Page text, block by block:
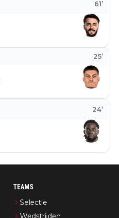
24’
25’
61’
TEAMS
Selectie
Wedstrijden